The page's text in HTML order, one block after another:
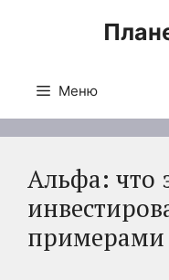
Меню
Альфа: что
примерами